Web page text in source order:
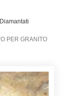
PER GRANITO